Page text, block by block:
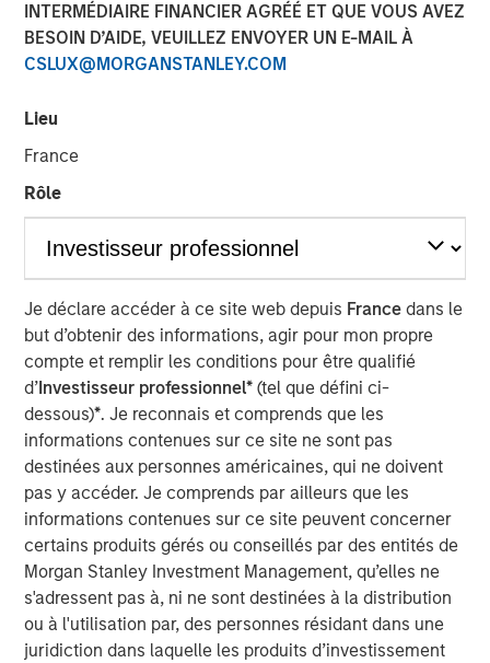
INTERMÉDIAIRE FINANCIER AGRÉÉ ET QUE VOUS AVEZ
BESOIN D’AIDE, VEUILLEZ ENVOYER UN E-MAIL À
CSLUX@MORGANSTANLEY.COM
Lieu
France
Rôle
Je déclare accéder à ce site web depuis France dans le
but d’obtenir des informations, agir pour mon propre
compte et remplir les conditions pour être qualifié
d’Investisseur professionnel*(tel que défini ci-
dessous)*. Je reconnais et comprends que les
informations contenues sur ce site ne sont pas
destinées aux personnes américaines, qui ne doivent
pas y accéder. Je comprends par ailleurs que les
informations contenues sur ce site peuvent concerner
certains produits gérés ou conseillés par des entités de
Morgan Stanley Investment Management, qu’elles ne
s'adressent pas à, ni ne sont destinées à la distribution
ou à l'utilisation par, des personnes résidant dans une
juridiction dans laquelle les produits d’investissement
Funding to help expand product portfolio and global
presence
announced today that the 1GT private climate equity
strategy (1GT) led a growth capital fundraise for Corvus
Energy (Company), a leading provider of low-carbon
Energy Storage Systems (ESS) solutions suitable for a
wide range of fully electric and hybrid-powered vessels.
1GT led an investor consortium that includes Just Climate
and J. Lauritzen.
The investor consortium brings dedicated growth capital,
expertise across the maritime sector and strategic
partnerships to accelerate Corvus Energy’s expansion as
the Company directly addresses the rapidly growing
demand for clean, efficient and high-performing
maritime energy storage solutions.
“Corvus Energy is the global market leader for a reason –
their battery systems have an unmatched history of
maritime safety, innovation and commercial
competitiveness,” said Vikram Raju, MSIM’s Head of
Climate Private Equity Investing and 1GT. “Maritime